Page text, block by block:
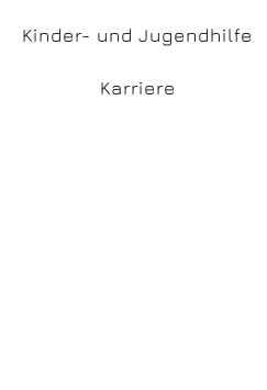
Kinder- und Jugendhilfe
Karriere